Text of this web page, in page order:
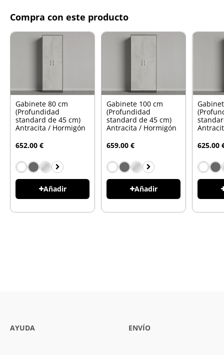
Compra con este producto
Gabinete 80 cm
(Profundidad
standard de 45 cm)
Antracita / Hormigón
652.00 €
Añadir
Gabinete 100 cm
(Profundidad
standard de 45 cm)
Antracita / Hormigón
659.00 €
Añadir
625.00
AYUDA ENVÍO